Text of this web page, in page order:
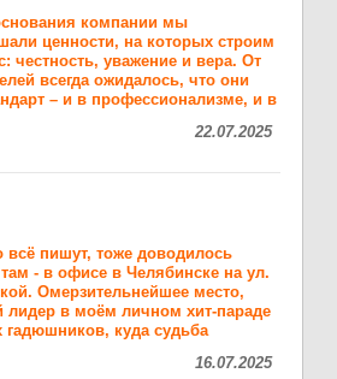
компании мы
ценности, на которых строим
честность, уважение и вера. От
всегда ожидалось, что они
– и в профессионализме, и в
22.07.2025
всё пишут, тоже доводилось
- в офисе в Челябинске на ул.
Омерзительнейшее место,
лидер в моём личном хит-параде
гадюшников, куда судьба
16.07.2025